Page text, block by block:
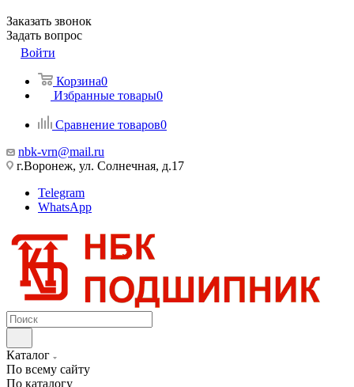
Заказать звонок
Задать вопрос
Войти
Корзина0
Избранные товары0
Сравнение товаров0
nbk-vrn@mail.ru
г.Воронеж, ул. Солнечная, д.17
Telegram
WhatsApp
Каталог
По всему сайту
По каталогу